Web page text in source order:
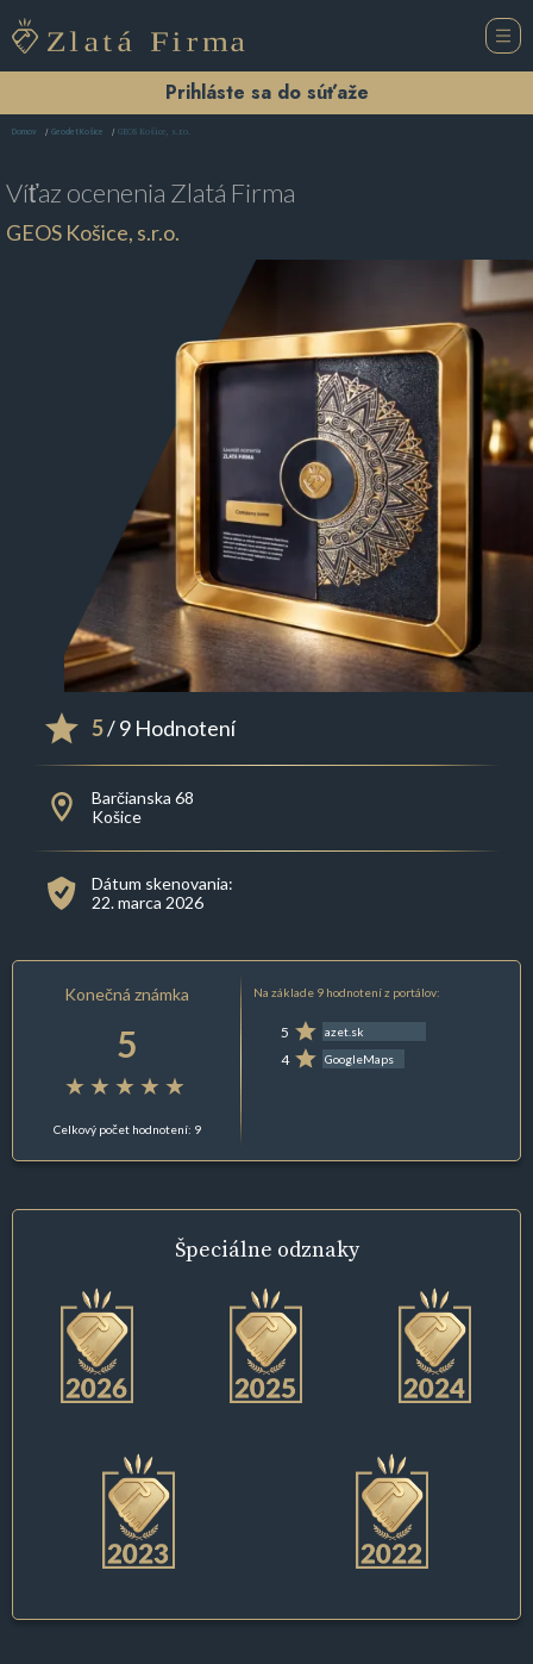
Prihláste sa do súťaže
Domov Geodet Košice GEOS Košice, s.r.o.
Víťaz ocenenia Zlatá Firma
GEOS Košice, s.r.o.
5/ 9 Hodnotení
Barčianska 68
Košice
Dátum skenovania:
22. marca 2026
Konečná známka
5
Celkový počet hodnotení: 9
Na základe 9 hodnotení z portálov:
5 azet.sk
4 GoogleMaps
Špeciálne odznaky